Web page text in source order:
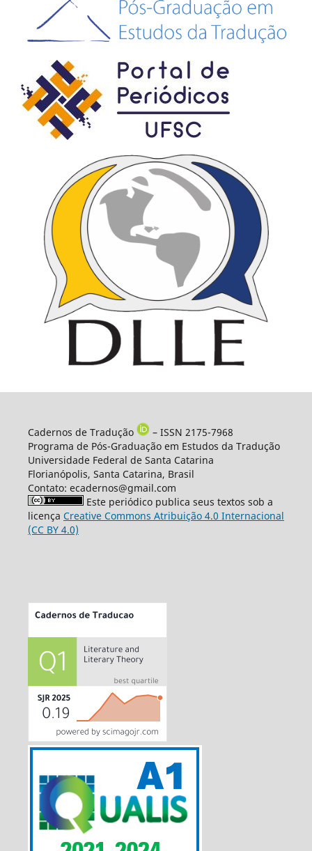
Cadernos de Tradução
– ISSN 2175-7968
Programa de Pós-Graduação em Estudos da Tradução
Universidade Federal de Santa Catarina
Florianópolis, Santa Catarina, Brasil
Contato: ecadernos@gmail.com
Este periódico publica seus textos sob a
licença Creative Commons Atribuição 4.0 Internacional
(CC BY 4.0)